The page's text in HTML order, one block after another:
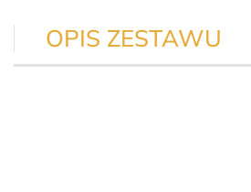
OPIS ZESTAWU